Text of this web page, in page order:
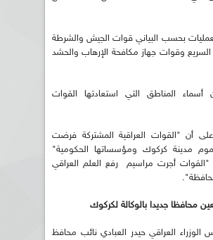
بحسب البياني قوات الجيش والشرطة
السريع وقوات جهاز مكافحة الإرهاب والحشد
أسماء المناطق التي استعادتها القوات
أن "القوات العراقية المشتركة فرضت
مدينة كركوك ومؤسساتها الحكومية"
"القوات أجرت مراسيم رفع العلم العراقي
محافظا جديدا بالوكالة لكركوك
العراقي حيدر العبادي نائب محافظ